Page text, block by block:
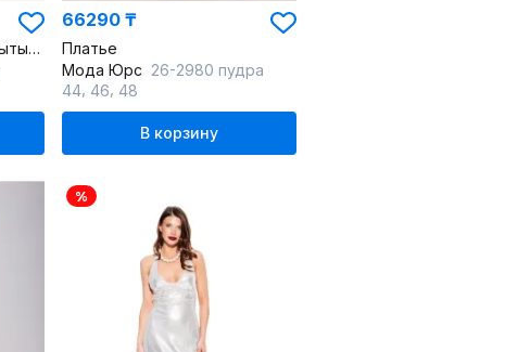
Платье вечернее с открытыми плечами из трикотажа нарядное
66290 ₸
Платье
Мода Юрс 26-2980 пудра
44 46 48
В корзину
%